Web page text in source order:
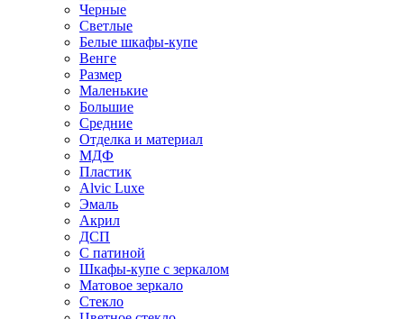
Черные
Светлые
Белые шкафы-купе
Венге
Размер
Маленькие
Большие
Средние
Отделка и материал
МДФ
Пластик
Alvic Luxe
Эмаль
Акрил
ДСП
С патиной
Шкафы-купе с зеркалом
Матовое зеркало
Стекло